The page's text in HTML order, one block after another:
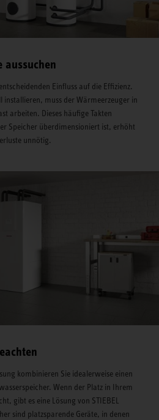
aussuchen
Einfluss auf die Effizienz.
installieren, muss der Wärmeerzeuger in
arbeiten. Dieses häufige Takten
Speicher überdimensioniert ist, erhöht
unnötig.
kombinieren Sie idealerweise einen
Wenn der Platz in Ihrem
gibt es eine Lösung von STIEBEL
sind platzsparende Geräte, in denen